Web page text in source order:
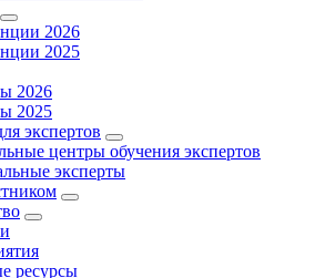
2026
2025
2026
2025
экспертов
центры обучения экспертов
эксперты
ресурсы